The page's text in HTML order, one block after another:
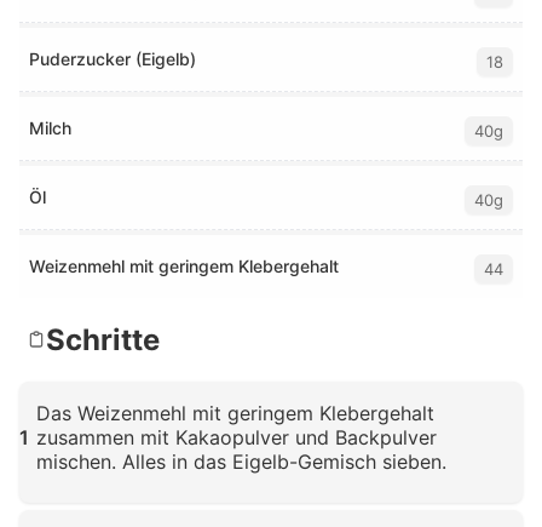
Puderzucker (Eigelb) 18
Milch 40g
Öl 40g
Weizenmehl mit geringem Klebergehalt 44
Schritte
1
Das Weizenmehl mit geringem Klebergehalt
zusammen mit Kakaopulver und Backpulver
mischen. Alles in das Eigelb-Gemisch sieben.